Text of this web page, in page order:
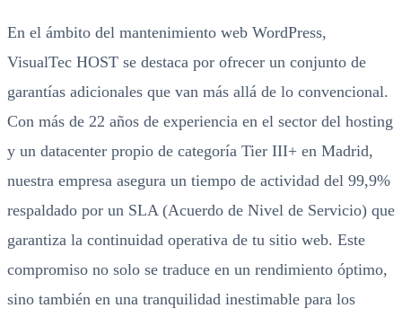
En el ámbito del mantenimiento web WordPress,
VisualTec HOST se destaca por ofrecer un conjunto de
garantías adicionales que van más allá de lo convencional.
Con más de 22 años de experiencia en el sector del hosting
y un datacenter propio de categoría Tier III+ en Madrid,
nuestra empresa asegura un tiempo de actividad del 99,9%
respaldado por un SLA (Acuerdo de Nivel de Servicio) que
garantiza la continuidad operativa de tu sitio web. Este
compromiso no solo se traduce en un rendimiento óptimo,
sino también en una tranquilidad inestimable para los